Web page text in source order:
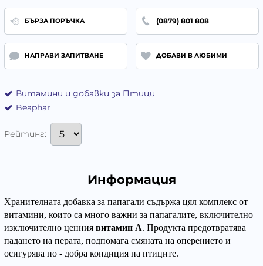
БЪРЗА ПОРЪЧКА (0879) 801 808
НАПРАВИ ЗАПИТВАНЕ ДОБАВИ В ЛЮБИМИ
Витамини и добавки за Птици
Beaphar
Рейтинг:
Информация
Хранителната добавка за папагали съдържа цял комплекс от
витамини, които са много важни за папагалите, включително
изключително ценния витамин А. Продукта предотвратява
падането на перата, подпомага смяната на оперението и
осигурява по - добра кондиция на птиците.